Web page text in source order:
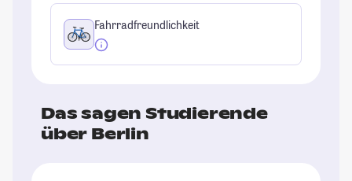
Fahrradfreundlichkeit
Das sagen Studierende
über Berlin